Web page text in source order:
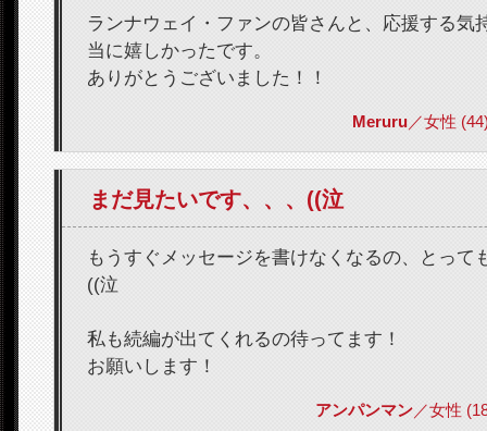
ランナウェイ・ファンの皆さんと、応援する気
当に嬉しかったです。
ありがとうございました！！
Meruru／女性
まだ見たいです、、、((泣
もうすぐメッセージを書けなくなるの、とって
((泣
私も続編が出てくれるの待ってます！
お願いします！
アンパンマン／女性